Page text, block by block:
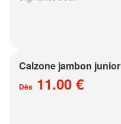
Calzone jambon junior
Dès 11.00 €